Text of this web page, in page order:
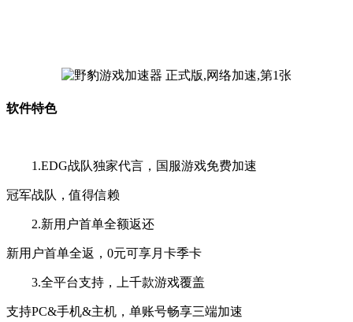
软件特色
1.EDG战队独家代言，国服游戏免费加速
冠军战队，值得信赖
2.新用户首单全额返还
新用户首单全返，0元可享月卡季卡
3.全平台支持，上千款游戏覆盖
支持PC&手机&主机，单账号畅享三端加速